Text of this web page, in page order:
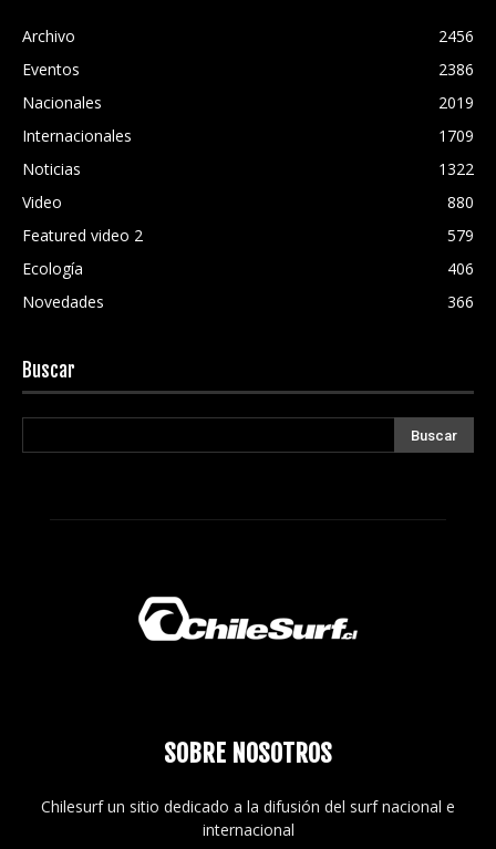
Archivo
2456
Eventos
2386
Nacionales
2019
Internacionales
1709
Noticias
1322
Video
880
Featured video 2
579
Ecología
406
Novedades
366
Buscar
SOBRE NOSOTROS
Chilesurf un sitio dedicado a la difusión del surf nacional e
internacional